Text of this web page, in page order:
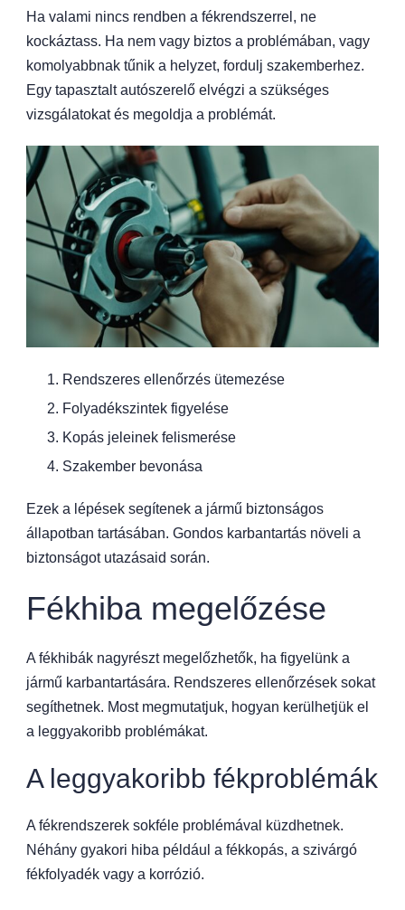
Ha valami nincs rendben a fékrendszerrel, ne
kockáztass. Ha nem vagy biztos a problémában, vagy
komolyabbnak tűnik a helyzet, fordulj szakemberhez.
Egy tapasztalt autószerelő elvégzi a szükséges
vizsgálatokat és megoldja a problémát.
Rendszeres ellenőrzés ütemezése
Folyadékszintek figyelése
Kopás jeleinek felismerése
Szakember bevonása
Ezek a lépések segítenek a jármű biztonságos
állapotban tartásában. Gondos karbantartás növeli a
biztonságot utazásaid során.
Fékhiba megelőzése
A fékhibák nagyrészt megelőzhetők, ha figyelünk a
jármű karbantartására. Rendszeres ellenőrzések sokat
segíthetnek. Most megmutatjuk, hogyan kerülhetjük el
a leggyakoribb problémákat.
A leggyakoribb fékproblémák
A fékrendszerek sokféle problémával küzdhetnek.
Néhány gyakori hiba például a fékkopás, a szivárgó
fékfolyadék vagy a korrózió.